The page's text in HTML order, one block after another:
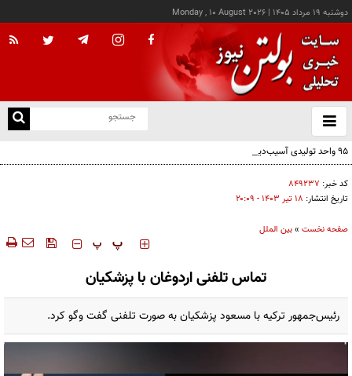
دوشنبه ۱۹ مرداد ۱۴۰۵ |
Monday , 10 August 2026
باز
و
95 واحد تولیدی آسیب‌دیده از جنگ در تهران به چرخه تولید بازگشتند
کد خبر: ۸۴۹۲۳۷
تاریخ انتشار: ۱۸ تير ۱۴۰۳ - ۲۰:۰۹
صفحه نخست »بین الملل
‍‍‍ پ پ
تماس تلفنی اردوغان با پزشکیان
رئیس‌جمهور ترکیه با مسعود پزشکیان به صورت تلفنی گفت وگو کرد.